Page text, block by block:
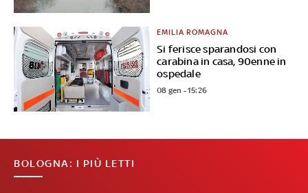
Si ferisce sparandosi con
carabina in casa, 90enne in
ospedale
EMILIA ROMAGNA
08 gen - 15:26
BOLOGNA: I PIÙ LETTI